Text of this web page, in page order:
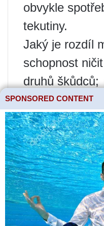
obvykle
tekutiny.
Jaký je rozdíl
schopnost
druhů škůdců;
dlouhá doba
působení;
kompatibilita s
téměř
V horkém
pesticidu
Chemikálie
SPONSORED CONTENT